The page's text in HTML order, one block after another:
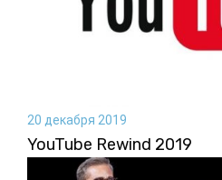
20 декабря 2019
YouTube Rewind 2019